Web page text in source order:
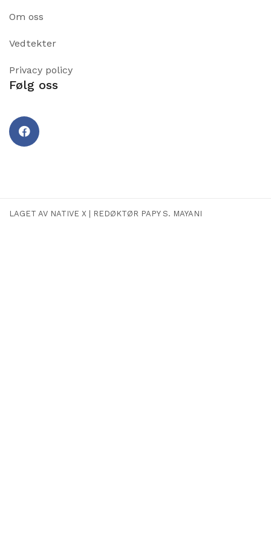
Om oss
Vedtekter
Privacy policy
Følg oss
LAGET AV NATIVE X REDØKTØR PAPY S. MAYANI